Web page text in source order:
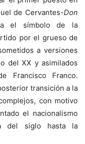
de Cervantes-Don
el símbolo de la
por el grueso de
a versiones
del XX y asimilados
Francisco Franco.
transición a la
con motivo
el nacionalismo
del siglo hasta la